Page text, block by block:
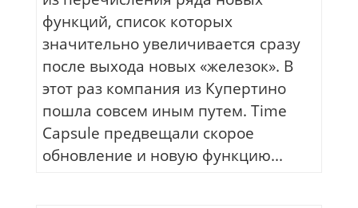
функций, список которых
значительно увеличивается сразу
после выхода новых «железок». В
этот раз компания из Купертино
пошла совсем иным путем. Time
Capsule предвещали скорое
обновление и новую функцию...